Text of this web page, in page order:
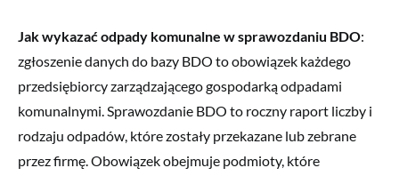
Jak wykazać odpady komunalne w sprawozdaniu BDO:
zgłoszenie danych do bazy BDO to obowiązek każdego
przedsiębiorcy zarządzającego gospodarką odpadami
komunalnymi. Sprawozdanie BDO to roczny raport liczby i
rodzaju odpadów, które zostały przekazane lub zebrane
przez firmę. Obowiązek obejmuje podmioty, które